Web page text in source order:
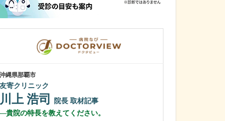
沖縄県那覇市
友寄クリニック
川上 浩司 院長 取材記事
貴院の特長を教えてください。